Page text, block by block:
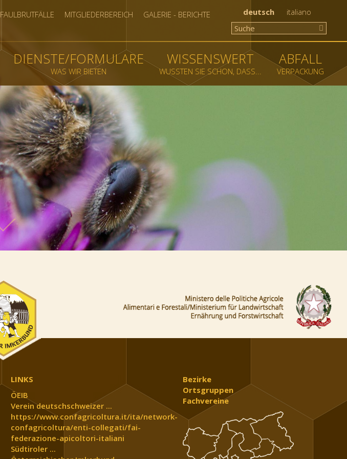
FAULBRUTFÄLLE MITGLIEDERBEREICH GALERIE - BERICHTE deutsch italiano
DIENSTE/FORMULARE
WAS WIR BIETEN
WISSENSWERT
WUSSTEN SIE SCHON, DASS...
ABFALL
VERPACKUNG
LINKS
ÖEIB
Verein deutschschweizer ...
https://www.confagricoltura.it/ita/network-
confagricoltura/enti-collegati/fai-
federazione-apicoltori-italiani
Südtiroler ...
Bezirke
Ortsgruppen
Fachvereine